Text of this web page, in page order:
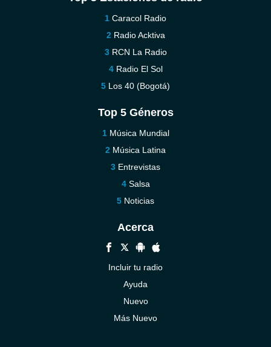
Caracol Radio
Radio Acktiva
RCN La Radio
Radio El Sol
Los 40 (Bogotá)
Top 5 Géneros
Música Mundial
Música Latina
Entrevistas
Salsa
Noticias
Acerca
Incluir tu radio
Ayuda
Nuevo
Más Nuevo